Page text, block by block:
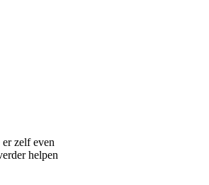
zelf even
helpen